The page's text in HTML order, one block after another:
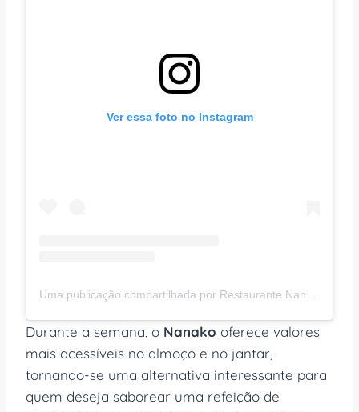
Ver essa foto no Instagram
Durante a semana, o Nanako oferece valores
mais acessíveis no almoço e no jantar,
tornando-se uma alternativa interessante para
quem deseja saborear uma refeição de